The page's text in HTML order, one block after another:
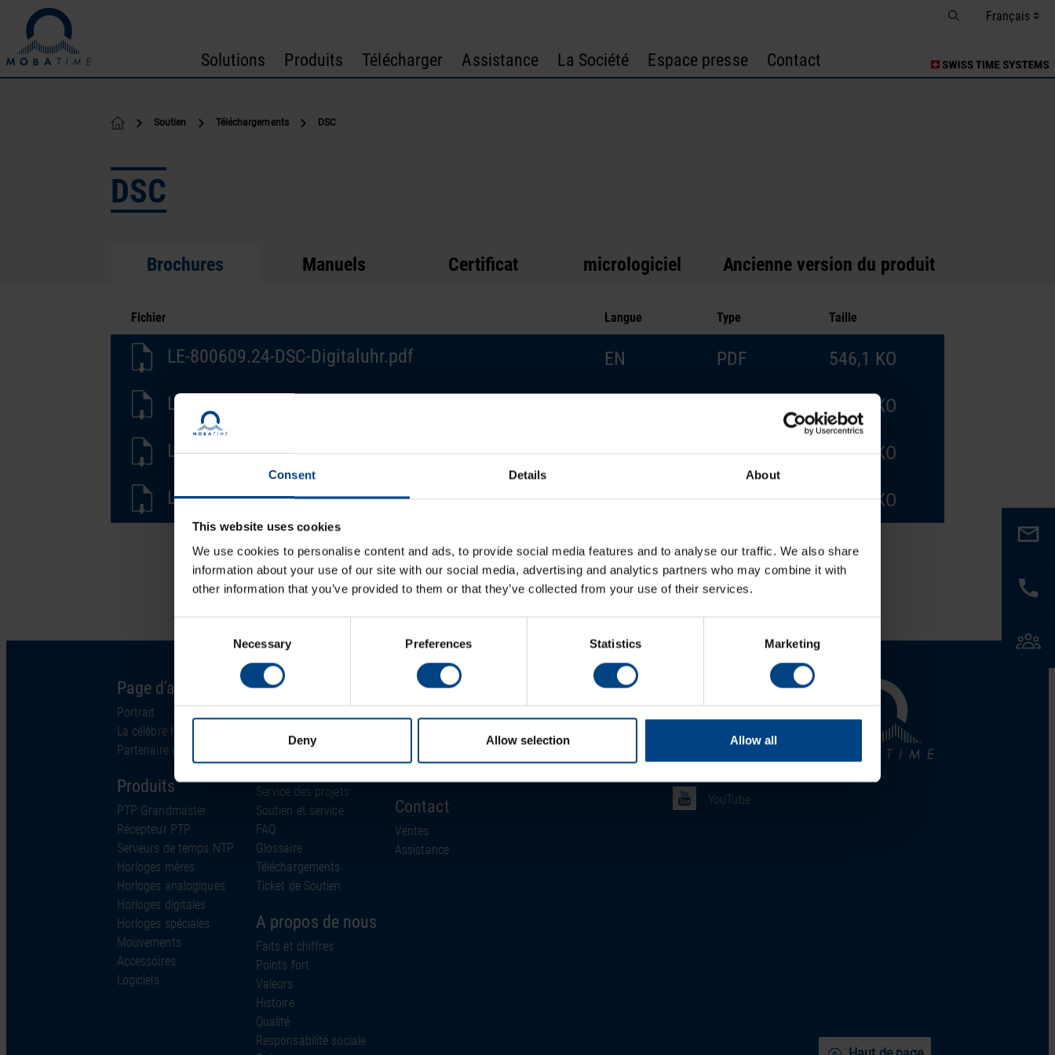
Consent Details About
This website uses cookies
We use cookies to personalise content and ads, to provide social media features and to analyse our traffic. We also share
information about your use of our site with our social media, advertising and analytics partners who may combine it with
other information that you’ve provided to them or that they’ve collected from your use of their services.
Selection
Necessary Preferences Statistics Marketing
Deny Allow selection Allow all
Passer au contenu
Solutions Produits Télécharger Assistance La Société Espace presse Contact
Soutien Téléchargements DSC
DSC
Brochures Manuels Certificat micrologiciel Ancienne version du produit
Fichier Langue Type Taille
LE-800609.24-DSC-Digitaluhr.pdf EN PDF
546,1 KO
LD-800609.24-DSC-Digitaluhr.pdf
551,7 KO
LF-800609.24-DSC-Digitaluhr.pdf
FR PDF
545,5 KO
LS-800609.24-DSC-Digitaluhr.pdf
ES PDF 547,9 KO
Page d’accueil
Portrait
La célèbre horloge
Partenaire de solutions
Produits
PTP Grandmaster
Récepteur PTP
Serveurs de temps NTP
Horloges mères
Horloges analogiques
Horloges digitales
Horloges spéciales
Mouvements
Accessoires
Logiciels
Solutions
Soutien
Service des projets
Soutien et service
FAQ
Glossaire
Téléchargements
Ticket de Soutien
A propos de nous
Faits et chiffres
Points fort
Valeurs
Histoire
Qualité
Responsabilité sociale
ACTUALITÉS
MOBATIME
Contact
Ventes
Assistance
Social Network
LinkedIn
Facebook
YouTube